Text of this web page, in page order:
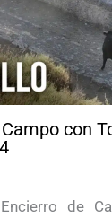
con
de